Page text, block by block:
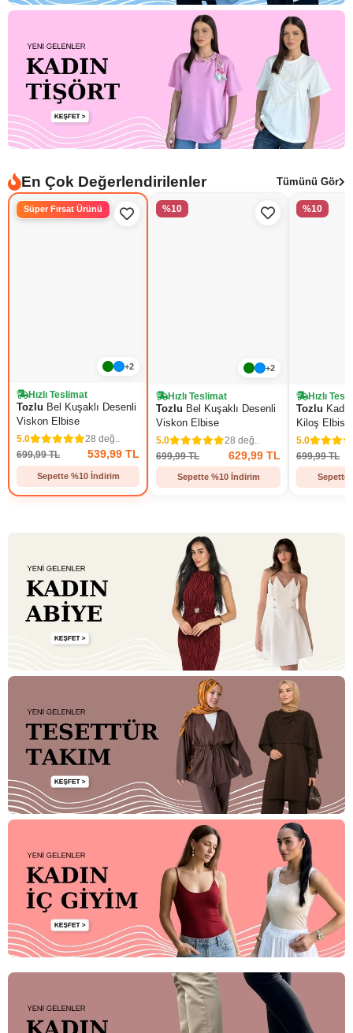
En Çok Değerlendirilenler Tümünü Gör
Süper Fırsat Ürünü
+2
Hızlı Teslimat
Tozlu Bel Kuşaklı Desenli
Viskon Elbise
5.0
28 değ..
699,99 TL
539,99 TL
Sepette %10 İndirim
%10
+2
Hızlı Teslimat
Tozlu Bel Kuşaklı Desenli
Viskon Elbise
5.0
28 değ..
699,99 TL
629,99 TL
Sepette %10 İndirim
%10
Hızlı
Tozlu
Kiloş Elbise
5.0
699,99 TL
Sepette